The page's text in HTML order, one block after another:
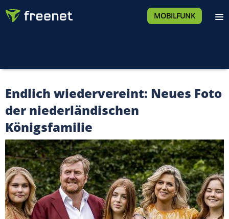
MOBILFUNK
Endlich wiedervereint: Neues Foto
der niederländischen
Königsfamilie